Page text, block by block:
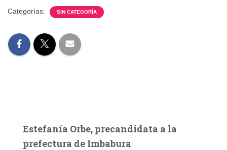
Categorías: SIN CATEGORÍA
Estefanía Orbe, precandidata a la
prefectura de Imbabura